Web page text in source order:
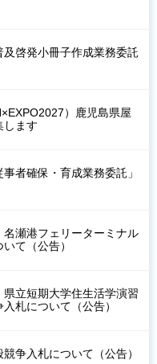
啓発小冊子作成業務委託
）鹿児島県屋
します
者確保・育成業務委託」
名瀬港フェリーターミナル
て（公告）
県立短期大学住生活学演習
札について（公告）
争入札について（公告）